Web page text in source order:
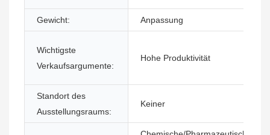
Gewicht: Anpassung
Wichtigste
Verkaufsargumente:
Hohe Produktivität
Standort des
Ausstellungsraums:
Keiner